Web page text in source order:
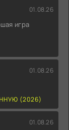
01.08.26
игра
01.08.26
(2026)
01.08.26